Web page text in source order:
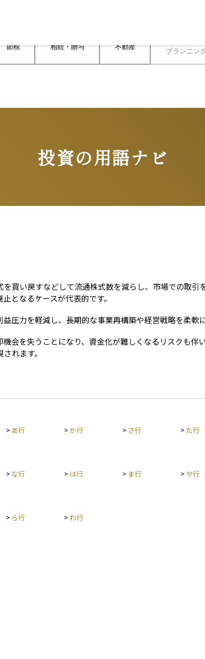
節税 相続・贈与 不動産
プランニン
投資の用語ナビ
買い戻すなどして流通株式数を減らし、市場での取引
となるケースが代表的です。
圧力を軽減し、長期的な事業再構築や経営戦略を柔軟
会を失うことになり、資金化が難しくなるリスクも伴
れます。
> あ行 >か行 > さ行 > た行
> な行 > は行 > ま行 > や行
> ら行 > わ行